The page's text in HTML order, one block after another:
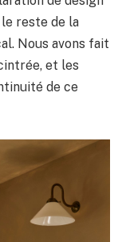
reste de la
Nous avons fait
et les
de ce